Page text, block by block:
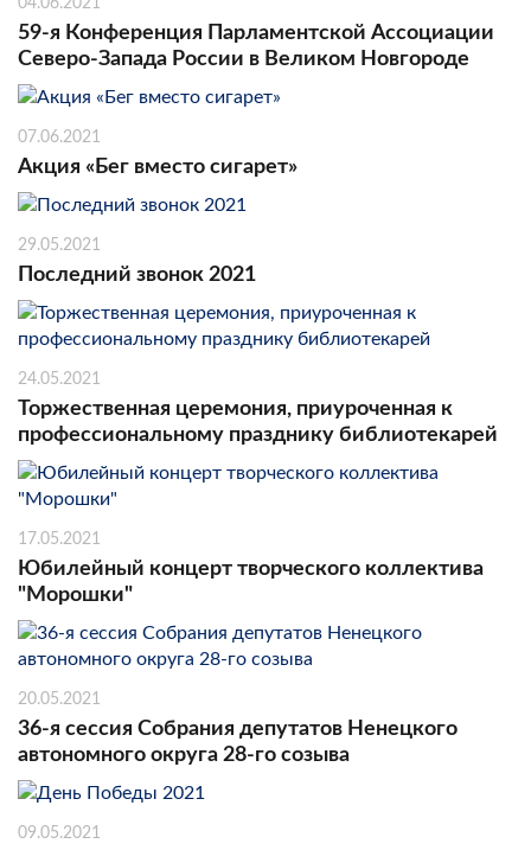
59-я Конференция Парламентской Ассоциации
Северо-Запада России в Великом Новгороде
07.06.2021
Акция «Бег вместо сигарет»
29.05.2021
Последний звонок 2021
24.05.2021
Торжественная церемония, приуроченная к
профессиональному празднику библиотекарей
17.05.2021
Юбилейный концерт творческого коллектива
"Морошки"
20.05.2021
36-я сессия Собрания депутатов Ненецкого
автономного округа 28-го созыва
09.05.2021